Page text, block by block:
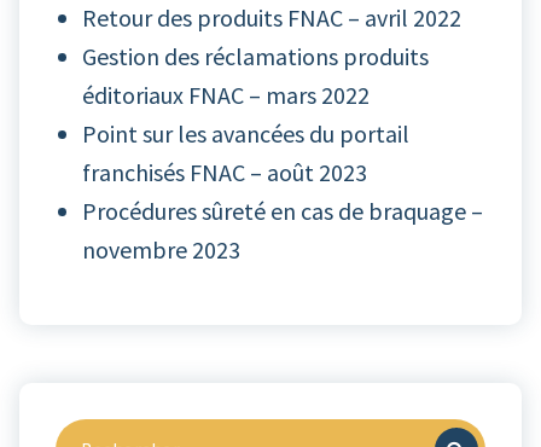
Retour des produits FNAC – avril 2022
Gestion des réclamations produits
éditoriaux FNAC – mars 2022
Point sur les avancées du portail
franchisés FNAC – août 2023
Procédures sûreté en cas de braquage –
novembre 2023
Recherche